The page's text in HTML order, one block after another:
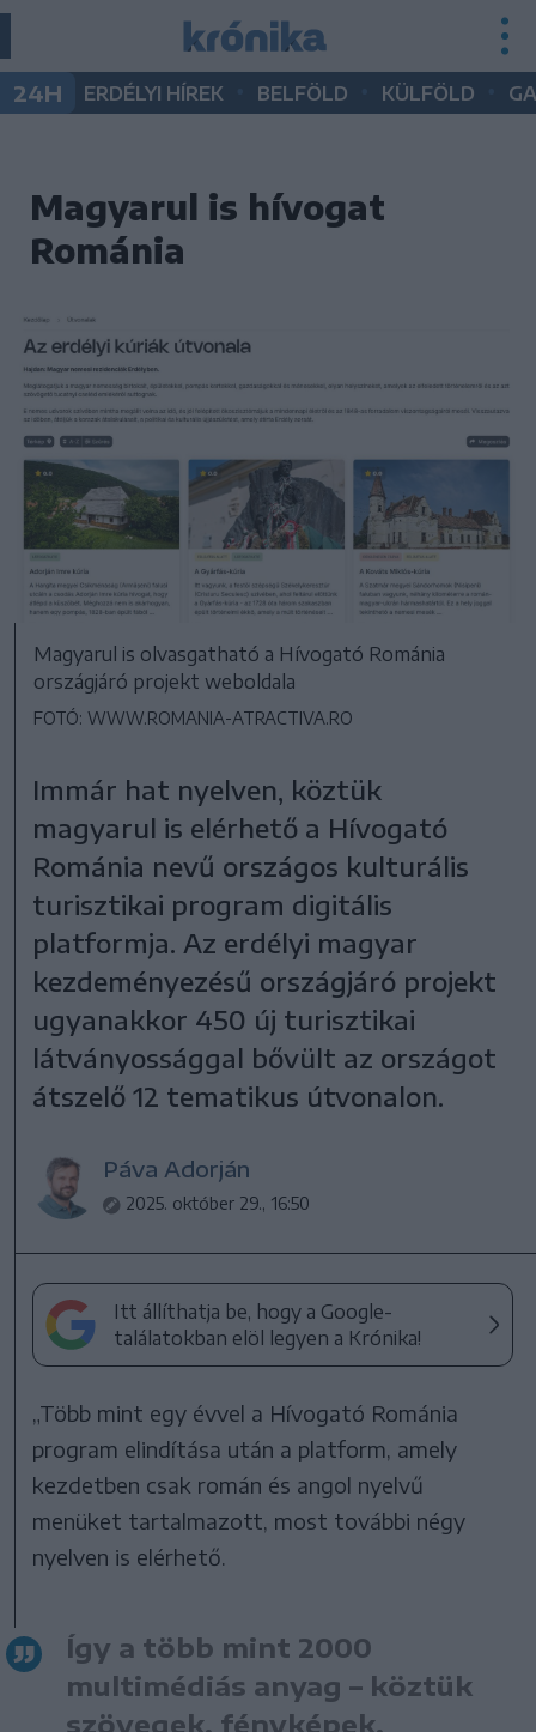
24H ERDÉLYI HÍREK BELFÖLD KÜLFÖLD
Magyarul is hívogat
Románia
Magyarul is olvasgatható a Hívogató Románia
országjáró projekt weboldala
FOTÓ: WWW.ROMANIA-ATRACTIVA.RO
Immár hat nyelven, köztük
magyarul is elérhető a Hívogató
Románia nevű országos kulturális
turisztikai program digitális
platformja. Az erdélyi magyar
kezdeményezésű országjáró projekt
ugyanakkor 450 új turisztikai
látványossággal bővült az országot
átszelő 12 tematikus útvonalon.
Páva Adorján
2025. október 29., 16:50
Itt állíthatja be, hogy a Google-
találatokban elöl legyen a Krónika!
„Több mint egy évvel a Hívogató Románia
program elindítása után a platform, amely
kezdetben csak román és angol nyelvű
menüket tartalmazott, most további négy
nyelven is elérhető.
Így a több mint 2000
multimédiás anyag – köztük
szövegek, fényképek,